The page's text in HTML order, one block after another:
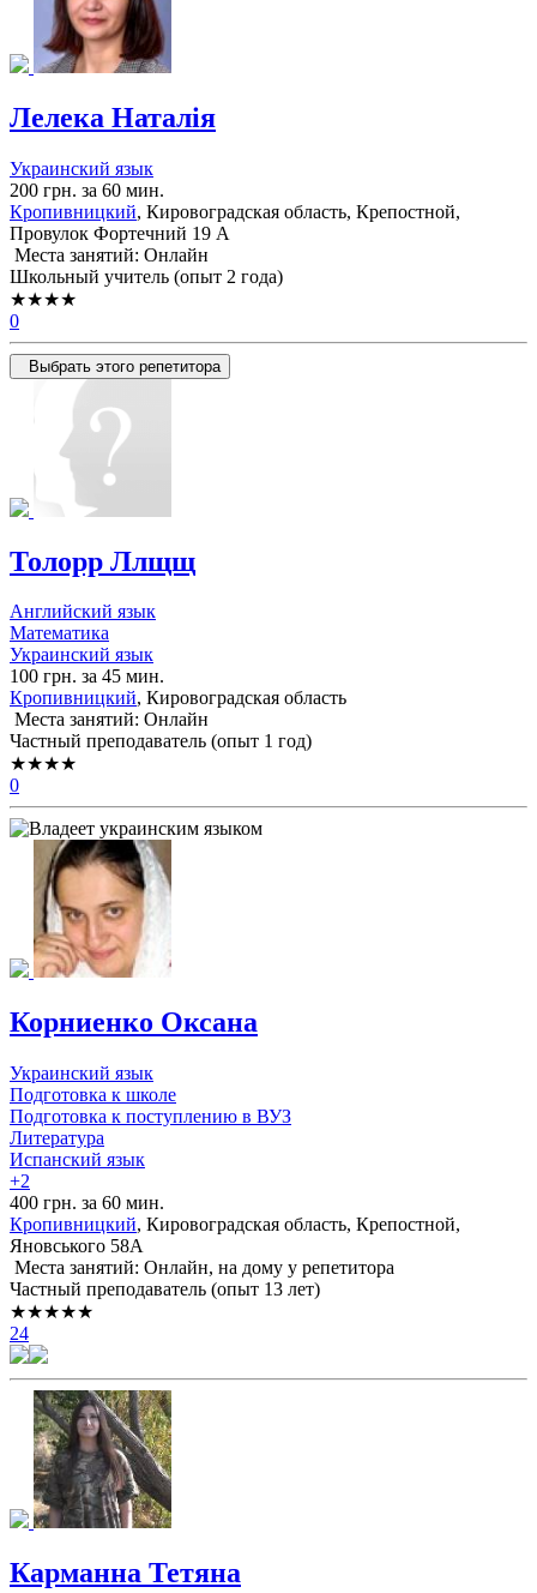
Лелека Наталія
Украинский язык
200 грн. за 60 мин.
Кропивницкий, Кировоградская область, Крепостной,
Провулок Фортечний 19 А
Места занятий: Онлайн
Школьный учитель (опыт 2 года)
★★★★
0
Выбрать этого репетитора
Толорр Ллщщ
Английский язык
Математика
Украинский язык
100 грн. за 45 мин.
Кропивницкий, Кировоградская область
Места занятий: Онлайн
Частный преподаватель (опыт 1 год)
★★★★
0
Корниенко Оксана
Украинский язык
Подготовка к школе
Подготовка к поступлению в ВУЗ
Литература
Испанский язык
+2
400 грн. за 60 мин.
Кропивницкий, Кировоградская область, Крепостной,
Яновського 58А
Места занятий: Онлайн, на дому у репетитора
Частный преподаватель (опыт 13 лет)
★★★★★
24
Карманна Тетяна